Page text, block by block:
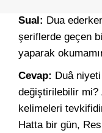
Sual: Dua
şeriflerde geçen
yaparak
Cevap: Duâ
değiştirilebilir mi?
kelimeleri
Hatta bir gün,